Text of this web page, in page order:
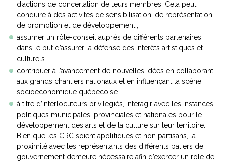
d’actions de concertation de leurs membres. Cela peut
conduire à des activités de sensibilisation, de représentation,
de promotion et de développement ;
assumer un rôle-conseil auprès de différents partenaires
dans le but d’assurer la défense des intérêts artistiques et
culturels ;
contribuer à l’avancement de nouvelles idées en collaborant
aux grands chantiers nationaux et en influençant la scène
socioéconomique québécoise ;
à titre d’interlocuteurs privilégiés, interagir avec les instances
politiques municipales, provinciales et nationales pour le
développement des arts et de la culture sur leur territoire.
Bien que les CRC soient apolitiques et non partisans, la
proximité avec les représentants des différents paliers de
gouvernement demeure nécessaire afin d’exercer un rôle de